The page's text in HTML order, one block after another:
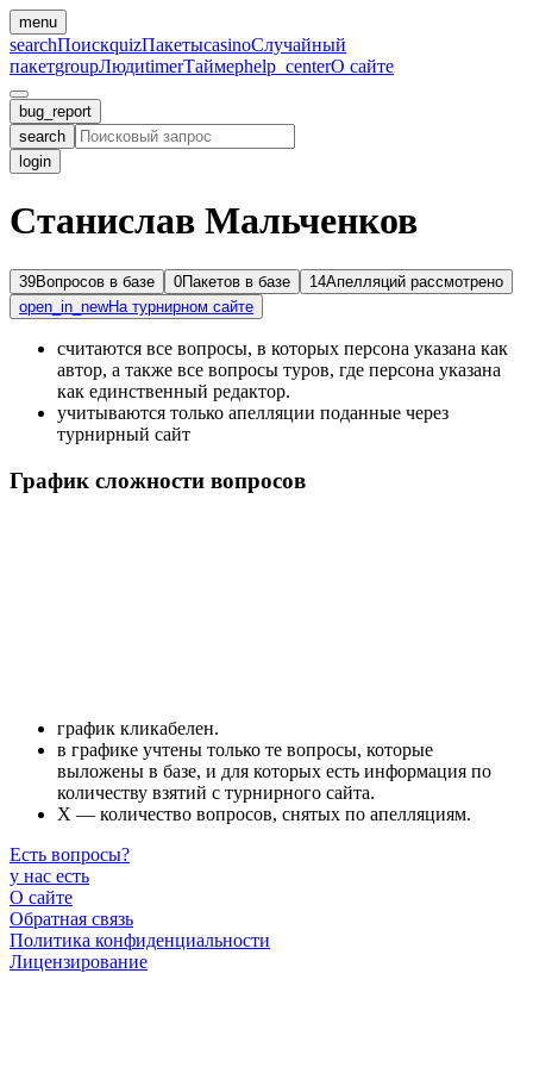
menu
searchПоискquizПакетыcasinoСлучайный
пакетgroupЛюдиtimerТаймерhelp_centerО сайте
bug_report
search
login
Станислав Мальченков
39Вопросов в базе 0Пакетов в базе 14Апелляций рассмотрено
open_in_newНа турнирном сайте
считаются все вопросы, в которых персона указана как
автор, а также все вопросы туров, где персона указана
как единственный редактор.
учитываются только апелляции поданные через
турнирный сайт
График сложности вопросов
график кликабелен.
в графике учтены только те вопросы, которые
выложены в базе, и для которых есть информация по
количеству взятий с турнирного сайта.
X — количество вопросов, снятых по апелляциям.
Есть вопросы?
у нас есть
О сайте
Обратная связь
Политика конфиденциальности
Лицензирование